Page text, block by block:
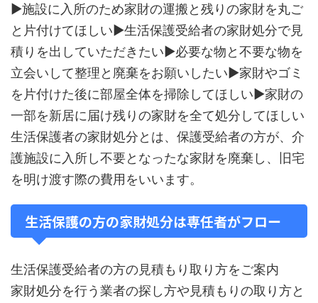
▶施設に入所のため家財の運搬と残りの家財を丸ご
と片付けてほしい▶生活保護受給者の家財処分で見
積りを出していただきたい▶必要な物と不要な物を
立会いして整理と廃棄をお願いしたい▶家財やゴミ
を片付けた後に部屋全体を掃除してほしい▶家財の
一部を新居に届け残りの家財を全て処分してほしい
生活保護者の家財処分とは、保護受給者の方が、介
護施設に入所し不要となったな家財を廃棄し、旧宅
を明け渡す際の費用をいいます。
生活保護の方の家財処分は専任者がフロー
生活保護受給者の方の見積もり取り方をご案内
家財処分を行う業者の探し方や見積もりの取り方と